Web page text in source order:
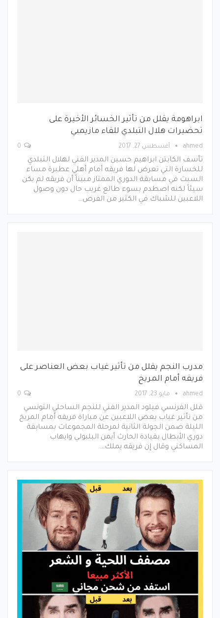
ابراهومة يقلل من تأثير الخسائر الأخيرة على
تحضيرات هلال التبلدي للقاء مازيمبي
ahmed أغسطس 27, 2017
تأسف الكابتن ابراهيم حسين المدير الفني لهلال التبلدي
للخسارة التي تعرض لها فريقه أمام أهلي عطبرة مساء
السبت في مسابقة الدوري الممتاز مبيناً أن فريقه لم يكن
سيئاً لكنه اصطدم بسوء طالع غريب حال دون وصول
اللاعبين للشباك في الكثير من الفرص…
مدرب النجم يقلل من تأثير غياب بعض العناصر على
فريقه أمام المريخ
ahmed مايو 23, 2017
قلل الفرنسي فيلود المدير الفني للنجم الساحلي التونسي
من تأثير غياب بعض اللاعبين عن مباراة فريقه أمام المريخ
الليلة ضمن الجولة الثانية لمرحلة المجموعات بمسابقة
دوري الأبطال بقيادة الحارث أيمن البلبولي وايهاب
المساكني وقال إن فريقه يملك…